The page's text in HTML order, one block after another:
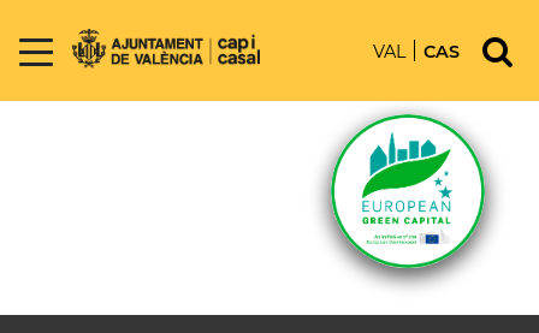
VAL CAS